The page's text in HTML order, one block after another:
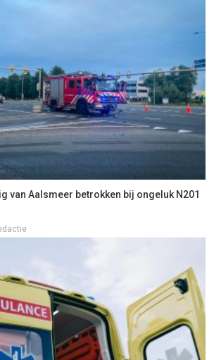
van Aalsmeer betrokken bij ongeluk N201